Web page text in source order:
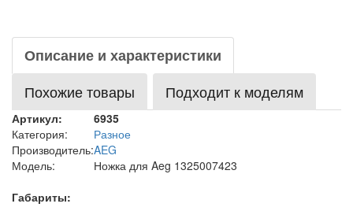
Описание и характеристики
Похожие товары
Подходит к моделям
Артикул:
6935
Категория:
Разное
Производитель:AEG
Модель:
Ножка для Aeg 1325007423
Габариты: